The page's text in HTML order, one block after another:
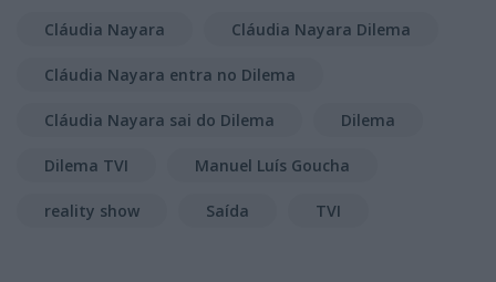
Cláudia Nayara Cláudia Nayara Dilema
Cláudia Nayara entra no Dilema
Cláudia Nayara sai do Dilema Dilema
Dilema TVI Manuel Luís Goucha
reality show Saída TVI